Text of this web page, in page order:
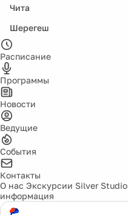
Чита
Шерегеш
Расписание
Программы
Новости
Ведущие
События
Контакты
О нас Экскурсии Silver Studio
информация